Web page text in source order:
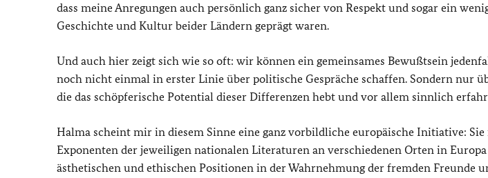
dass meine Anregungen auch persönlich ganz sicher von Respekt und sogar ein
Geschichte und Kultur beider Ländern geprägt waren.
Und auch hier zeigt sich wie so oft: wir können ein gemeinsames Bewußtsein
noch nicht einmal in erster Linie über politische Gespräche schaffen. Sondern nur
die das schöpferische Potential dieser Differenzen hebt und vor allem sinnlich
Halma scheint mir in diesem Sinne eine ganz vorbildliche europäische Initiative: Sie
Exponenten der jeweiligen nationalen Literaturen an verschiedenen Orten in
ästhetischen und ethischen Positionen in der Wahrnehmung der fremden Freunde